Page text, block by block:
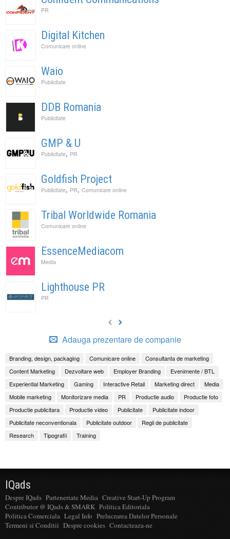
PR
Digital Kitchen
Comunicare online
Waio
Publicitate
DDB Romania
Publicitate
GMP & U
Publicitate, PR
Goldfish Project
Publicitate, PR, Comunicare online
Tribal Worldwide Romania
Comunicare online
EssenceMediacom
Media
Lighthouse PR
PR
Adauga prezentare de companie
Branding, design, packaging Comunicare online
Consultanta de marketing
Content Marketing
Dezvoltare web Employer Branding
Evenimente / BTL
Experiential Marketing
Gaming Interactive Retail Marketing direct
Media
Mobile marketing
Monitorizare media PR Productie audio
Productie foto
Productie publicitara
Productie video Publicitate
Publicitate indoor
Publicitate neconventionala
Publicitate outdoor
Regii de publicitate
Research
Tipografii Training
IQads
Despre IQads Parteneriate Media Creative Start-Up Program
Contributor @ IQads & SMARK Politica Editoriala
Politica Comerciala Legal Info Prelucrarea Datelor Personale
Termeni si Conditii Despre cookies Contacteaza-ne